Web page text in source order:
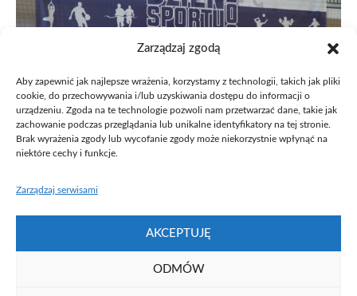
Zarządzaj zgodą
Aby zapewnić jak najlepsze wrażenia, korzystamy z technologii, takich jak pliki
cookie, do przechowywania i/lub uzyskiwania dostępu do informacji o
urządzeniu. Zgoda na te technologie pozwoli nam przetwarzać dane, takie jak
zachowanie podczas przeglądania lub unikalne identyfikatory na tej stronie.
Brak wyrażenia zgody lub wycofanie zgody może niekorzystnie wpłynąć na
niektóre cechy i funkcje.
Zarządzaj serwisami
AKCEPTUJĘ
ODMÓW